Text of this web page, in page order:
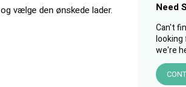
vælge den ønskede lader.
Need
Can't
looking
we're